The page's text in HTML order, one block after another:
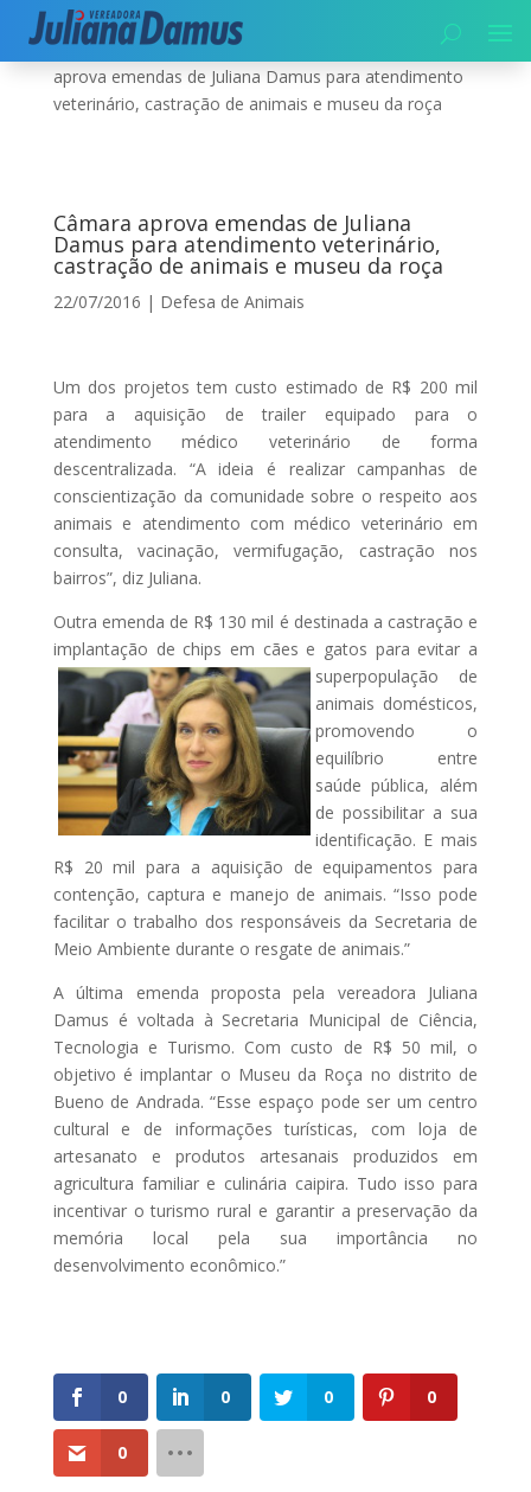
Início|Meio Ambiente|
Câmara
aprova emendas de Juliana Damus para atendimento
veterinário, castração de animais e museu da roça
Câmara aprova emendas de Juliana
Damus para atendimento veterinário,
castração de animais e museu da roça
22/07/2016 | Defesa de Animais
Um dos projetos tem custo estimado de R$ 200 mil
para a aquisição de trailer equipado para o
atendimento médico veterinário de forma
descentralizada. “A ideia é realizar campanhas de
conscientização da comunidade sobre o respeito aos
animais e atendimento com médico veterinário em
consulta, vacinação, vermifugação, castração nos
bairros”, diz Juliana.
Outra emenda de R$ 130 mil é destinada a castração e
implantação de chips em cães e gatos para evitar a
superpopulação de
animais domésticos,
promovendo o
equilíbrio entre
saúde pública, além
de possibilitar a sua
identificação. E mais
R$ 20 mil para a aquisição de equipamentos para
contenção, captura e manejo de animais. “Isso pode
facilitar o trabalho dos responsáveis da Secretaria de
Meio Ambiente durante o resgate de animais.”
A última emenda proposta pela vereadora Juliana
Damus é voltada à Secretaria Municipal de Ciência,
Tecnologia e Turismo. Com custo de R$ 50 mil, o
objetivo é implantar o Museu da Roça no distrito de
Bueno de Andrada. “Esse espaço pode ser um centro
cultural e de informações turísticas, com loja de
artesanato e produtos artesanais produzidos em
agricultura familiar e culinária caipira. Tudo isso para
incentivar o turismo rural e garantir a preservação da
memória local pela sua importância no
desenvolvimento econômico.”
0 0 0 0
0